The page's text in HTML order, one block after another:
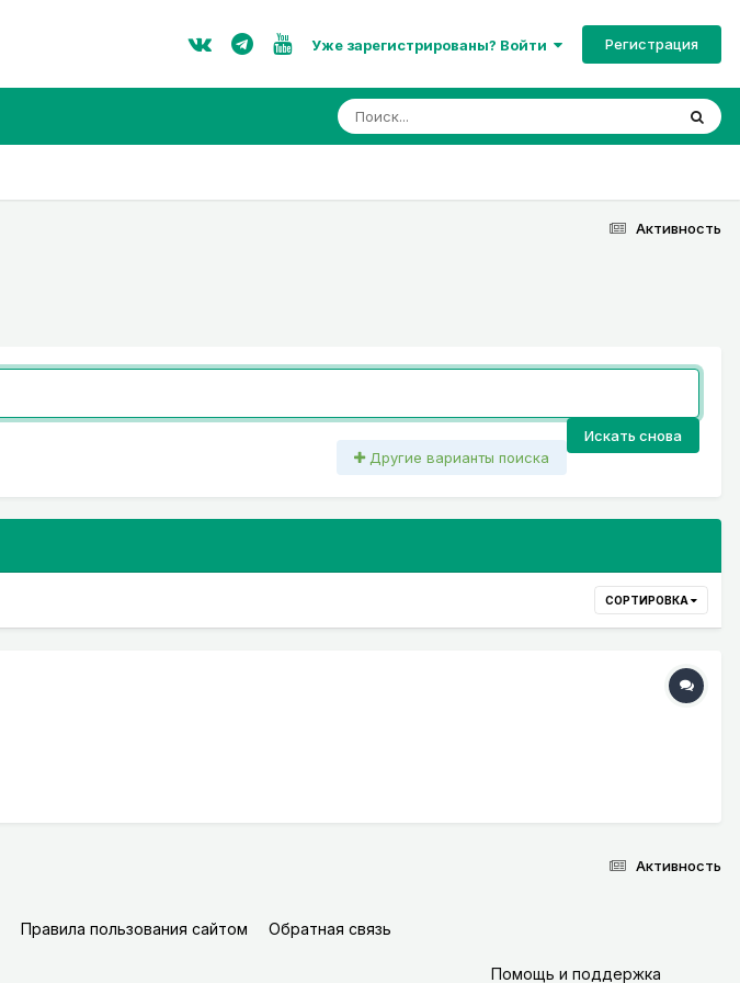
Уже зарегистрированы? Войти Регистрация
Активность
Искать снова
Другие варианты поиска
СОРТИРОВКА
Активность
Правила пользования сайтом Обратная связь
Помощь и поддержка